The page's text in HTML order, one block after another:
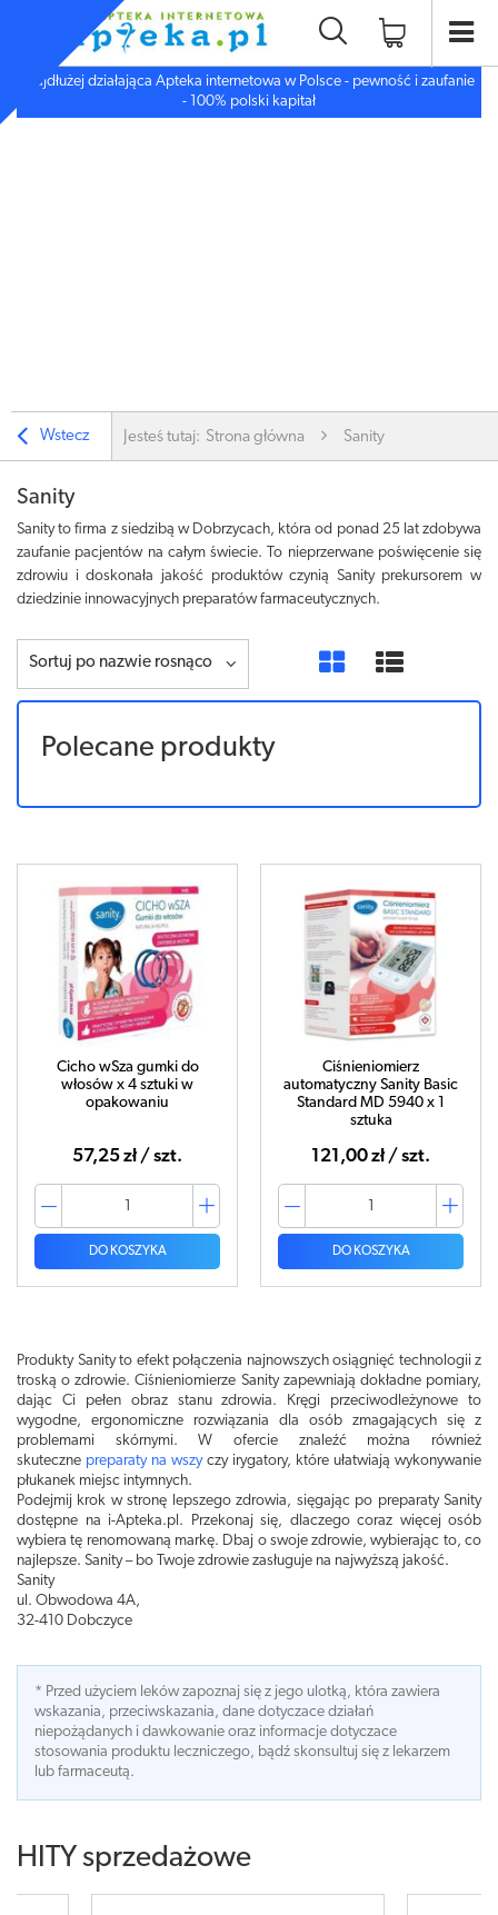
Najdłużej działająca Apteka internetowa w Polsce - pewność i zaufanie
- 100% polski kapitał
Wstecz Jesteś tutaj: Strona główna Sanity
Sanity
Sanity to firma z siedzibą w Dobrzycach, która od ponad 25 lat zdobywa
zaufanie pacjentów na całym świecie. To nieprzerwane poświęcenie się
zdrowiu i doskonała jakość produktów czynią Sanity prekursorem w
dziedzinie innowacyjnych preparatów farmaceutycznych.
Sortuj po nazwie rosnąco
Polecane produkty
Cicho wSza gumki do
włosów x 4 sztuki w
opakowaniu
57,25 zł / szt.
DO KOSZYKA
Ciśnieniomierz
automatyczny Sanity Basic
Standard MD 5940 x 1
sztuka
121,00 zł / szt.
DO KOSZYKA
Produkty Sanity to efekt połączenia najnowszych osiągnięć technologii z
troską o zdrowie. Ciśnieniomierze Sanity zapewniają dokładne pomiary,
dając Ci pełen obraz stanu zdrowia. Kręgi przeciwodleżynowe to
wygodne, ergonomiczne rozwiązania dla osób zmagających się z
problemami skórnymi. W ofercie znaleźć można również
skuteczne preparaty na wszyczy irygatory, które ułatwiają wykonywanie
płukanek miejsc intymnych.
Podejmij krok w stronę lepszego zdrowia, sięgając po preparaty Sanity
dostępne na i-Apteka.pl. Przekonaj się, dlaczego coraz więcej osób
wybiera tę renomowaną markę. Dbaj o swoje zdrowie, wybierając to, co
najlepsze. Sanity – bo Twoje zdrowie zasługuje na najwyższą jakość.
Sanity
ul. Obwodowa 4A,
32-410 Dobczyce
* Przed użyciem leków zapoznaj się z jego ulotką, która zawiera
wskazania, przeciwskazania, dane dotyczace działań
niepożądanych i dawkowanie oraz informacje dotyczace
stosowania produktu leczniczego, bądź skonsultuj się z lekarzem
lub farmaceutą.
HITY sprzedażowe